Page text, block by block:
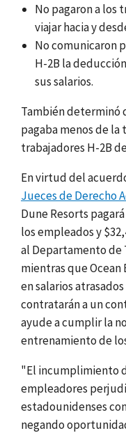
No pagaron a los
viajar hacia y
No comunicaron
H-2B la
sus salarios.
También determinó
pagaba menos de la
trabajadores H-2B
En virtud del
Jueces de Derecho
Dune Resorts
los empleados y
al Departamento de
mientras que Ocean
en salarios
contratarán a un
ayude a cumplir la
entrenamiento de
"El incumplimiento
empleadores
estadounidenses
negando